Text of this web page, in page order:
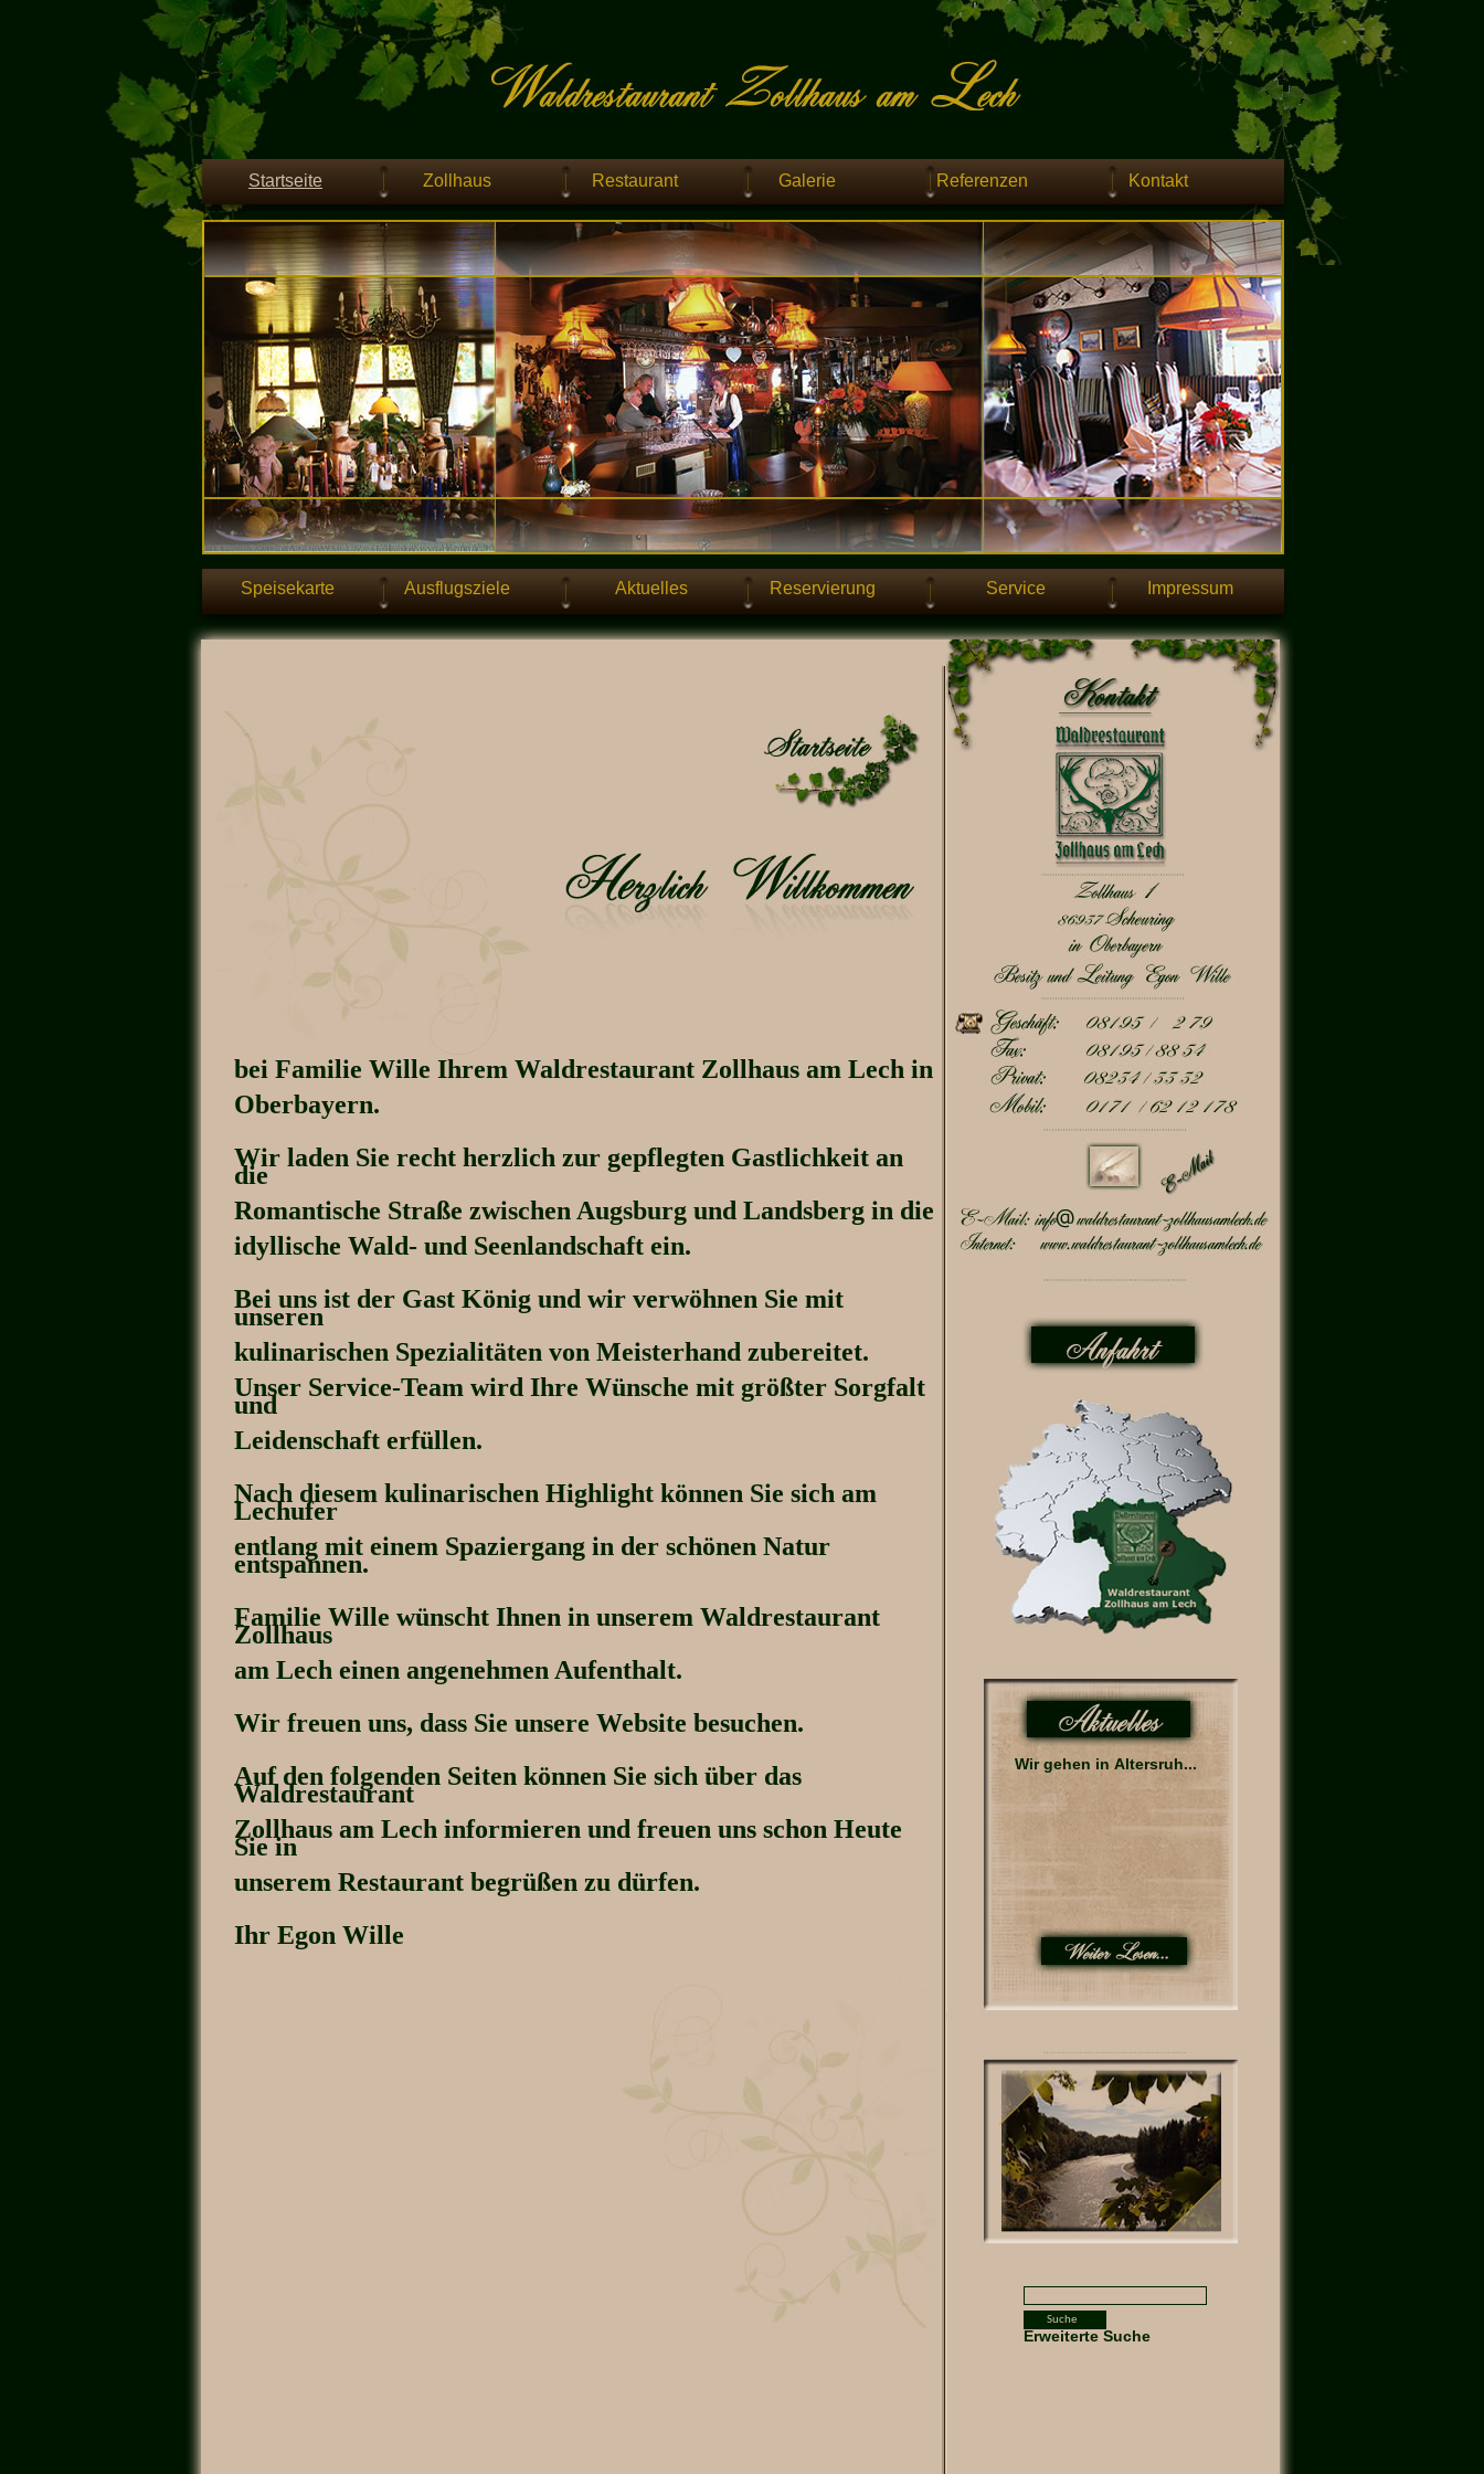
Startseite Zollhaus Restaurant Galerie Referenzen Kontakt
Speisekarte Ausflugsziele Aktuelles Reservierung Service Impressum
bei Familie Wille Ihrem Waldrestaurant Zollhaus am Lech in
Oberbayern.
Wir laden Sie recht herzlich zur gepflegten Gastlichkeit an
die
Romantische Straße zwischen Augsburg und Landsberg in die
idyllische Wald- und Seenlandschaft ein.
Bei uns ist der Gast König und wir verwöhnen Sie mit
unseren
kulinarischen Spezialitäten von Meisterhand zubereitet.
Unser Service-Team wird Ihre Wünsche mit größter Sorgfalt
und
Leidenschaft erfüllen.
Nach diesem kulinarischen Highlight können Sie sich am
Lechufer
entlang mit einem Spaziergang in der schönen Natur
entspannen.
Familie Wille wünscht Ihnen in unserem Waldrestaurant
Zollhaus
am Lech einen angenehmen Aufenthalt.
Wir freuen uns, dass Sie unsere Website besuchen.
Auf den folgenden Seiten können Sie sich über das
Waldrestaurant
Zollhaus am Lech informieren und freuen uns schon Heute
Sie in
unserem Restaurant begrüßen zu dürfen.
Ihr Egon Wille
Wir gehen in Altersruh...
Erweiterte Suche